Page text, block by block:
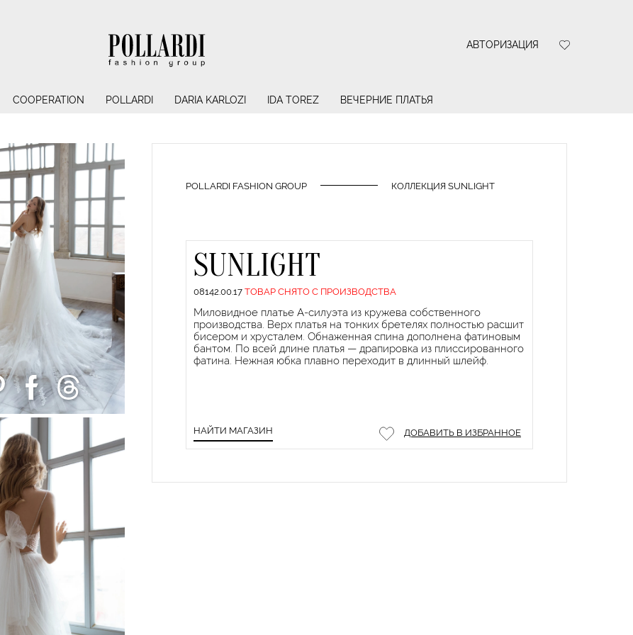
АВТОРИЗАЦИЯ
COOPERATION POLLARDI DARIA KARLOZI IDA TOREZ ВЕЧЕРНИЕ ПЛАТЬЯ
POLLARDI FASHION GROUP КОЛЛЕКЦИЯ SUNLIGHT
SUNLIGHT
08142.00.17ТОВАР СНЯТО С ПРОИЗВОДСТВА
Миловидное платье А-силуэта из кружева собственного
производства. Верх платья на тонких бретелях полностью расшит
бисером и хрусталем. Обнаженная спина дополнена фатиновым
бантом. По всей длине платья — драпировка из плиссированного
фатина. Нежная юбка плавно переходит в длинный шлейф.
НАЙТИ МАГАЗИН ДОБАВИТЬ В ИЗБРАННОЕ